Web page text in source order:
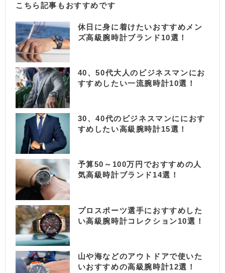
こちら記事もおすすめです
休日に身に着けたいおすすめメン
ズ高級腕時計ブランド10選！
40、50代大人のビジネスマンにお
すすめしたい一流腕時計10選！
30、40代のビジネスマンににおす
すめしたい高級腕時計15選！
予算50～100万円でおすすめの人
気高級時計ブランド14選！
プロスポーツ選手におすすめした
い高級腕時計コレクション10選！
山や海などのアウトドアで使いた
いおすすめの高級腕時計12選！